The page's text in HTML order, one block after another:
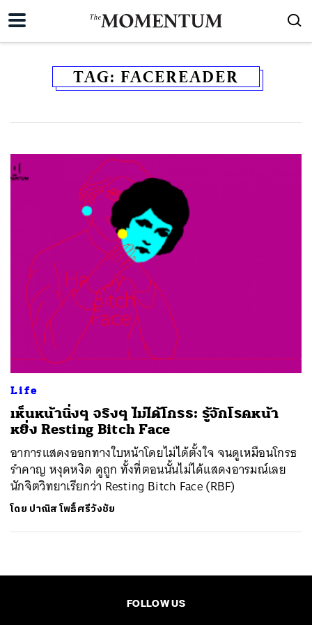
TAG: FACEREADER
Life
เห็นหน้านิ่งๆ จริงๆ ไม่ได้โกรธ: รู้จักโรคหน้า
หยิ่ง Resting Bitch Face
อาการแสดงออกทางใบหน้าโดยไม่ได้ตั้งใจ จนดูเหมือนโกรธ
รำคาญ หงุดหงิด ดูถูก ทั้งที่ตอนนั้นไม่ได้แสดงอารมณ์เลย
นักจิตวิทยาเรียกว่า Resting Bitch Face (RBF)
โดย ปาณิส โพธิ์ศรีวังชัย
FOLLOW US
ค้นหา
SHARE TWEET LINE EMAIL